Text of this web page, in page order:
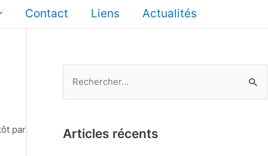
Contact Liens Actualités
par
h
Articles récents